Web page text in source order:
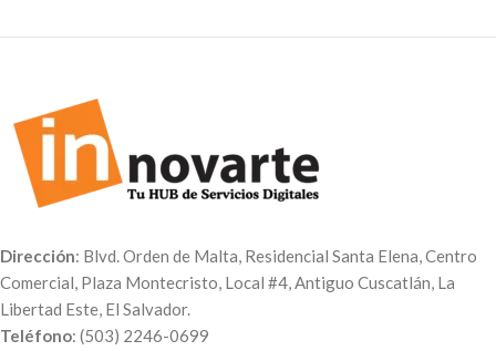
Dirección: Blvd. Orden de Malta, Residencial Santa Elena, Centro
Comercial, Plaza Montecristo, Local #4, Antiguo Cuscatlán, La
Libertad Este, El Salvador.
Teléfono: (503) 2246-0699